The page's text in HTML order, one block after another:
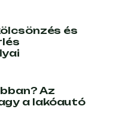
és
Az
a lakóautó